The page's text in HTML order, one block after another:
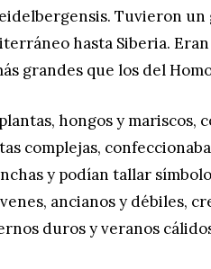
Tuvieron un
hasta Siberia.
grandes que los del
hongos y mariscos,
complejas,
y podían tallar
ancianos y débiles,
duros y veranos